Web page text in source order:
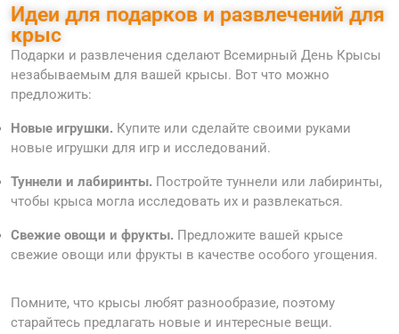
Идеи для подарков и развлечений для
крыс
Подарки и развлечения сделают Всемирный День Крысы
незабываемым для вашей крысы. Вот что можно
предложить:
Новые игрушки. Купите или сделайте своими руками
новые игрушки для игр и исследований.
Туннели и лабиринты. Постройте туннели или лабиринты,
чтобы крыса могла исследовать их и развлекаться.
Свежие овощи и фрукты. Предложите вашей крысе
свежие овощи или фрукты в качестве особого угощения.
Помните, что крысы любят разнообразие, поэтому
старайтесь предлагать новые и интересные вещи.